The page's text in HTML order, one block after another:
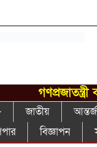
জাতীয়
বিজ্ঞাপন